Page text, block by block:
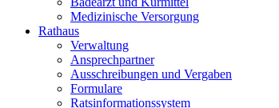
Medizinische Versorgung
Rathaus
Verwaltung
Ansprechpartner
Ausschreibungen und Vergaben
Formulare
Ratsinformationssystem